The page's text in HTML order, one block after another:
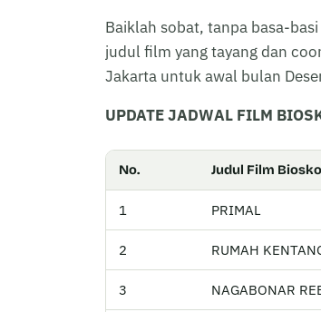
Baiklah sobat, tanpa basa-
judul film yang tayang dan
Jakarta untuk awal bulan
UPDATE JADWAL FILM
No. Judul Film
1 PRIMAL
2 RUMAH
3 NAGABONAR